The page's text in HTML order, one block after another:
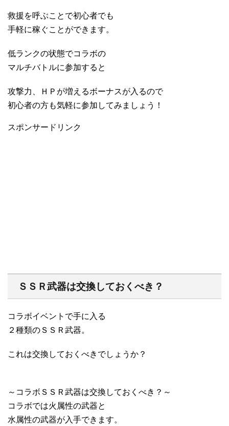
救援を呼ぶことで初心者でも
手軽に稼ぐことができます。
低ランクの状態でコラボの
マルチバトルに参加すると
攻撃力、ＨＰが増えるボーナスが入るので
初心者の方も気軽に参加してみましょう！
スポンサードリンク
ＳＳＲ武器は交換しておくべき？
コラボイベントで手に入る
２種類のＳＳＲ武器。
これは交換しておくべきでしょうか？
～コラボＳＳＲ武器は交換しておくべき？～
コラボでは火属性の武器と
水属性の武器が入手できます。